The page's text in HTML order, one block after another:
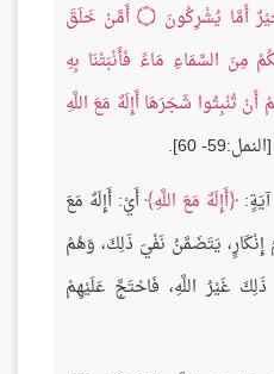
أَمَّا يُشْرِكُونَ
أَمَّنْ خَلَقَ
مِنَ السَّمَاءِ مَاءً فَأَنْبَتْنَا بِهِ
تُنْبِتُوا شَجَرَهَا أَإِلَهٌ مَعَ اللَّهِ
60].
آيَةٍ: أَإِلَهٌ مَعَ اللَّهِ أَيْ: أَإِلَهٌ مَعَ
إِنْكَارٍ، يَتَضَمَّنُ نَفْيَ ذَلِكَ، وَهُمْ
غَيْرُ اللَّهِ، فَاحْتَجَّ عَلَيْهِمْ